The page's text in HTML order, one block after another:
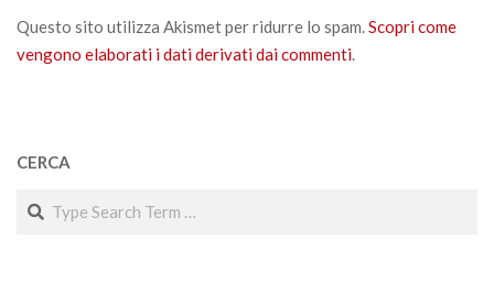
Questo sito utilizza Akismet per ridurre lo spam.Scopri come
vengono elaborati i dati derivati dai commenti.
CERCA
Search